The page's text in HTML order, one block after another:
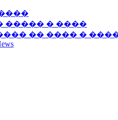
����� � ����
�� ���� �